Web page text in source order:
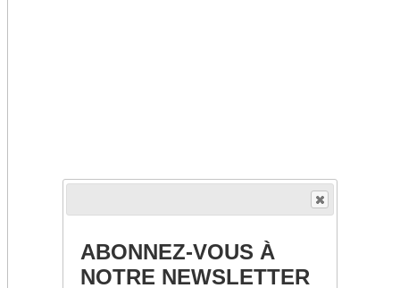
ABONNEZ-VOUS À
NOTRE NEWSLETTER